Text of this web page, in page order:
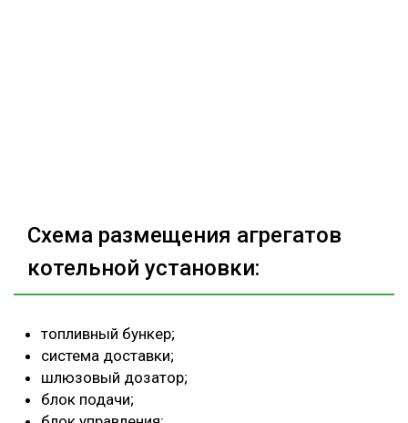
Схема размещения агрегатов
котельной установки:
топливный бункер;
система доставки;
шлюзовый дозатор;
блок подачи;